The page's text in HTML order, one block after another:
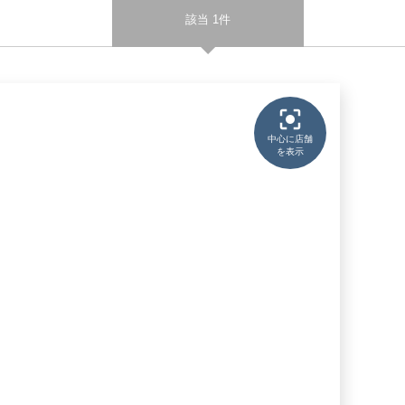
該当 1件
中心に店舗
を表示